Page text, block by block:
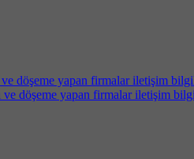
ve döşeme yapan firmalar iletişim
ve döşeme yapan firmalar iletişim